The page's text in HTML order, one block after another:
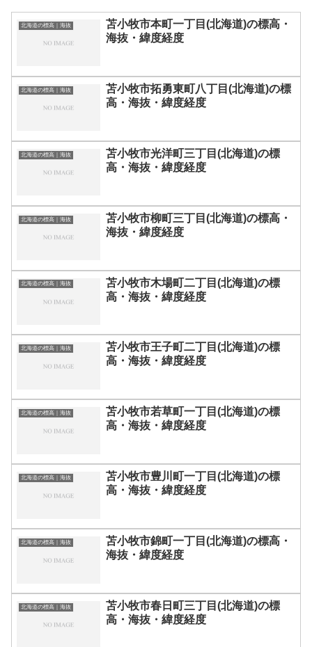
北海道の標高｜海抜
苫小牧市本町一丁目(北海道)の標高・
海抜・緯度経度
北海道の標高｜海抜
苫小牧市拓勇東町八丁目(北海道)の標
高・海抜・緯度経度
北海道の標高｜海抜
苫小牧市光洋町三丁目(北海道)の標
高・海抜・緯度経度
北海道の標高｜海抜
苫小牧市柳町三丁目(北海道)の標高・
海抜・緯度経度
北海道の標高｜海抜
苫小牧市木場町二丁目(北海道)の標
高・海抜・緯度経度
北海道の標高｜海抜
苫小牧市王子町二丁目(北海道)の標
高・海抜・緯度経度
北海道の標高｜海抜
苫小牧市若草町一丁目(北海道)の標
高・海抜・緯度経度
北海道の標高｜海抜
苫小牧市豊川町一丁目(北海道)の標
高・海抜・緯度経度
北海道の標高｜海抜
苫小牧市錦町一丁目(北海道)の標高・
海抜・緯度経度
北海道の標高｜海抜
苫小牧市春日町三丁目(北海道)の標
高・海抜・緯度経度